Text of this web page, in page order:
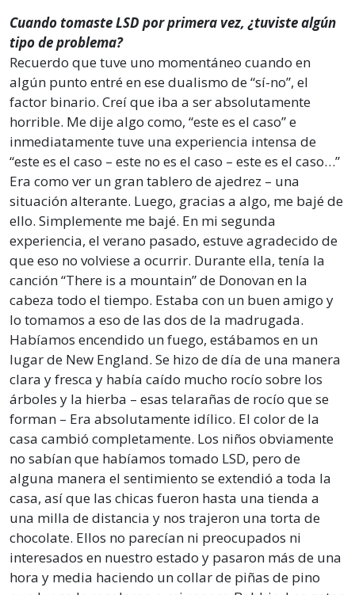
Cuando tomaste LSD por primera vez, ¿tuviste algún
tipo de problema?
Recuerdo que tuve uno momentáneo cuando en
algún punto entré en ese dualismo de “sí-no”, el
factor binario. Creí que iba a ser absolutamente
horrible. Me dije algo como, “este es el caso” e
inmediatamente tuve una experiencia intensa de
“este es el caso – este no es el caso – este es el caso…”
Era como ver un gran tablero de ajedrez – una
situación alterante. Luego, gracias a algo, me bajé de
ello. Simplemente me bajé. En mi segunda
experiencia, el verano pasado, estuve agradecido de
que eso no volviese a ocurrir. Durante ella, tenía la
canción “There is a mountain” de Donovan en la
cabeza todo el tiempo. Estaba con un buen amigo y
lo tomamos a eso de las dos de la madrugada.
Habíamos encendido un fuego, estábamos en un
lugar de New England. Se hizo de día de una manera
clara y fresca y había caído mucho rocío sobre los
árboles y la hierba – esas telarañas de rocío que se
forman – Era absolutamente idílico. El color de la
casa cambió completamente. Los niños obviamente
no sabían que habíamos tomado LSD, pero de
alguna manera el sentimiento se extendió a toda la
casa, así que las chicas fueron hasta una tienda a
una milla de distancia y nos trajeron una torta de
chocolate. Ellos no parecían ni preocupados ni
interesados en nuestro estado y pasaron más de una
hora y media haciendo un collar de piñas de pino